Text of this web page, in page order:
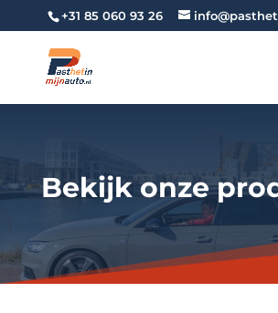
+31 85 060 93 26
Bekijk onze